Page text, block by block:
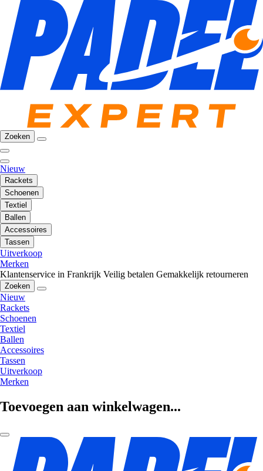
Zoeken
Nieuw
Rackets
Schoenen
Textiel
Ballen
Accessoires
Tassen
Uitverkoop
Merken
Klantenservice in Frankrijk Veilig betalen Gemakkelijk retourneren
Zoeken
Nieuw
Rackets
Schoenen
Textiel
Ballen
Accessoires
Tassen
Uitverkoop
Merken
Toevoegen aan winkelwagen...